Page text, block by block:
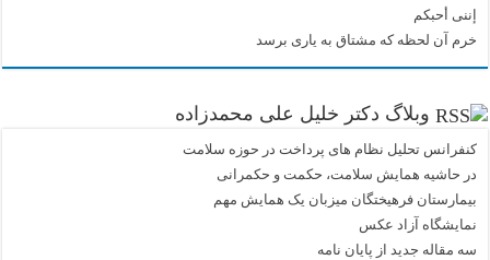
إننی أحبکم
خرم آن لحظه که مشتاق به یاری برسد
وبلاگ دکتر خلیل علی محمدزاده
کنفرانس تحلیل نظام های پرداخت در حوزه سلامت
در حاشیه همایش سلامت، حکمت و حکمرانی
بیمارستان فرهیختگان میزبان یک همایش مهم
نمایشگاه آزاد عکس
سه مقاله جدید از پایان نامه